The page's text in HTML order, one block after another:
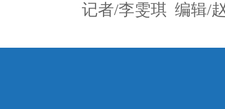
记者/李雯琪 编辑/